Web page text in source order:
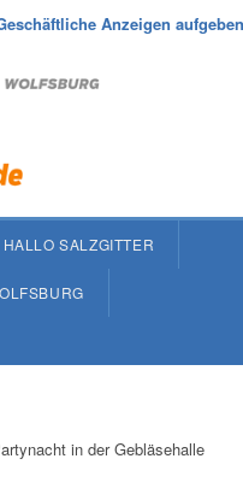
Anzeigen aufgeben
HALLO SALZGITTER